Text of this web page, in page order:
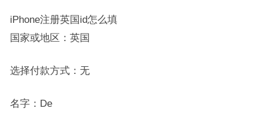
iPhone注册英国id怎么填
国家或地区：英国
选择付款方式：无
名字：De